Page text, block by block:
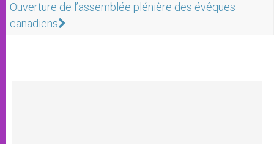
Ouverture de l’assemblée plénière des évêques
canadiens